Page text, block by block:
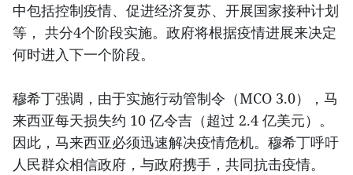
中包括控制疫情、促进经济复苏、开展国家接种计划
等， 共分4个阶段实施。政府将根据疫情进展来决定
何时进入下一个阶段。
穆希丁强调，由于实施行动管制令（MCO 3.0），马
来西亚每天损失约 10 亿令吉（超过 2.4 亿美元）。
因此，马来西亚必须迅速解决疫情危机。穆希丁呼吁
人民群众相信政府，与政府携手，共同抗击疫情。